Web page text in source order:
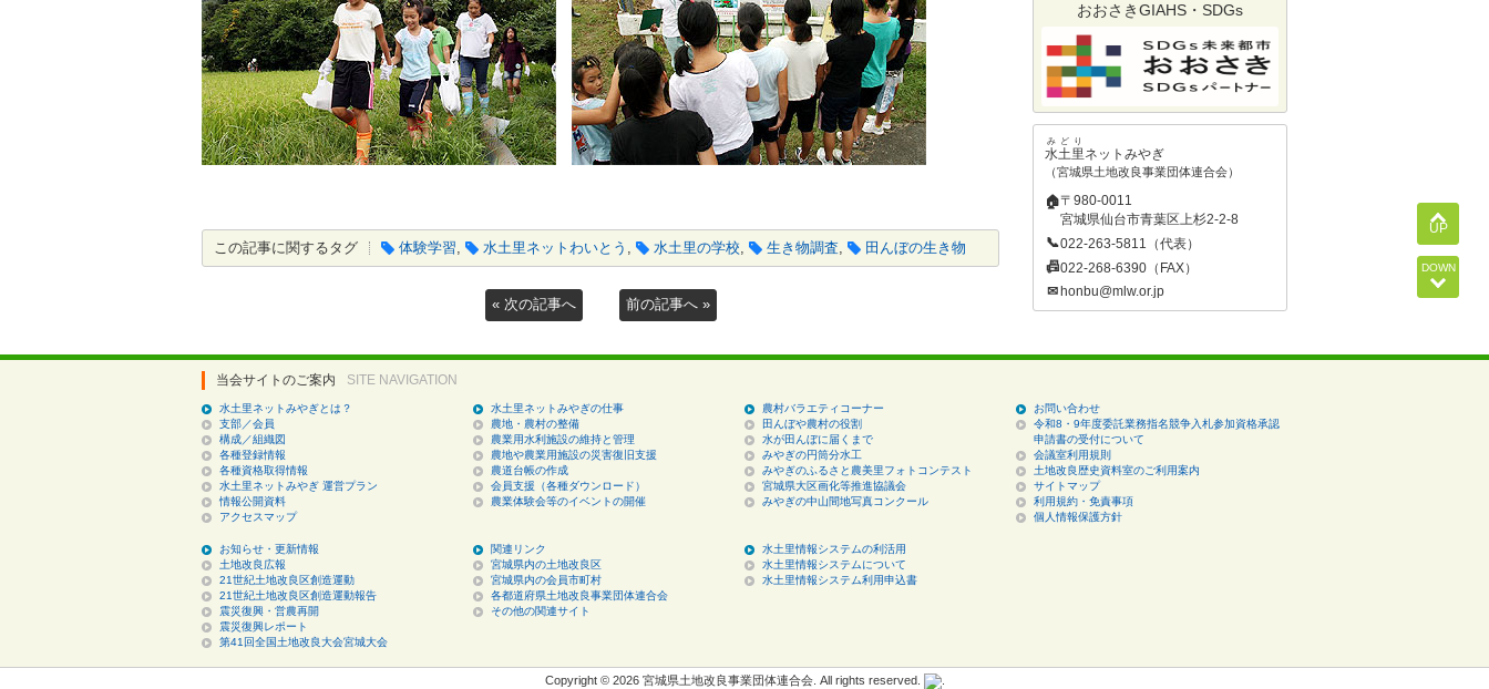
この記事に関するタグ 体験学習 水土里ネットわいとう 水土里の学校 生き物調査 田んぼの生き物
« 次の記事へ 前の記事へ »
おおさきGIAHS・SDGs
水土里
みどり
ネットみやぎ
宮城県土地改良事業団体連合会
🏠〒980-0011
宮城県仙台市青葉区上杉2-2-8
📞022-263-5811（代表）
📠022-268-6390（FAX）
✉ honbu@mlw.or.jp
当会サイトのご案内 SITE NAVIGATION
水土里ネットみやぎとは？
支部／会員
構成／組織図
各種登録情報
各種資格取得情報
水土里ネットみやぎ 運営プラン
情報公開資料
アクセスマップ
水土里ネットみやぎの仕事
農地・農村の整備
農業用水利施設の維持と管理
農地や農業用施設の災害復旧支援
農道台帳の作成
会員支援（各種ダウンロード）
農業体験会等のイベントの開催
農村バラエティコーナー
田んぼや農村の役割
水が田んぼに届くまで
みやぎの円筒分水工
みやぎのふるさと農美里フォトコンテスト
宮城県大区画化等推進協議会
みやぎの中山間地写真コンクール
お問い合わせ
令和8・9年度委託業務指名競争入札参加資格承認
申請書の受付について
会議室利用規則
土地改良歴史資料室のご利用案内
サイトマップ
利用規約・免責事項
個人情報保護方針
お知らせ・更新情報
土地改良広報
21世紀土地改良区創造運動
21世紀土地改良区創造運動報告
震災復興・営農再開
震災復興レポート
第41回全国土地改良大会宮城大会
関連リンク
宮城県内の土地改良区
宮城県内の会員市町村
各都道府県土地改良事業団体連合会
その他の関連サイト
水土里情報システムの利活用
水土里情報システムについて
水土里情報システム利用申込書
Copyright © 2026 宮城県土地改良事業団体連合会. All rights reserved.
UP
DOWN